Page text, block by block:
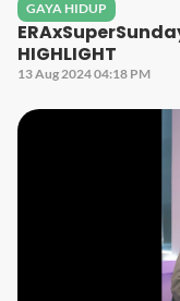
GAYA HIDUP
HIGHLIGHT
13 Aug 2024 04:18 PM